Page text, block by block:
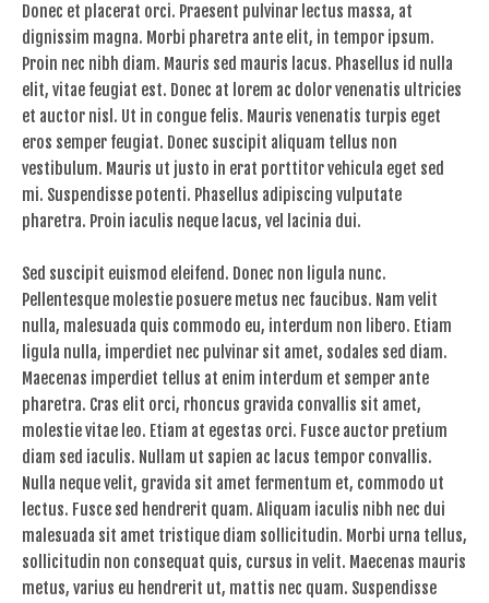
Donec et placerat orci. Praesent pulvinar lectus massa, at
dignissim magna. Morbi pharetra ante elit, in tempor ipsum.
Proin nec nibh diam. Mauris sed mauris lacus. Phasellus id nulla
elit, vitae feugiat est. Donec at lorem ac dolor venenatis ultricies
et auctor nisl. Ut in congue felis. Mauris venenatis turpis eget
eros semper feugiat. Donec suscipit aliquam tellus non
vestibulum. Mauris ut justo in erat porttitor vehicula eget sed
mi. Suspendisse potenti. Phasellus adipiscing vulputate
pharetra. Proin iaculis neque lacus, vel lacinia dui.
Sed suscipit euismod eleifend. Donec non ligula nunc.
Pellentesque molestie posuere metus nec faucibus. Nam velit
nulla, malesuada quis commodo eu, interdum non libero. Etiam
ligula nulla, imperdiet nec pulvinar sit amet, sodales sed diam.
Maecenas imperdiet tellus at enim interdum et semper ante
pharetra. Cras elit orci, rhoncus gravida convallis sit amet,
molestie vitae leo. Etiam at egestas orci. Fusce auctor pretium
diam sed iaculis. Nullam ut sapien ac lacus tempor convallis.
Nulla neque velit, gravida sit amet fermentum et, commodo ut
lectus. Fusce sed hendrerit quam. Aliquam iaculis nibh nec dui
malesuada sit amet tristique diam sollicitudin. Morbi urna tellus,
sollicitudin non consequat quis, cursus in velit. Maecenas mauris
metus, varius eu hendrerit ut, mattis nec quam. Suspendisse